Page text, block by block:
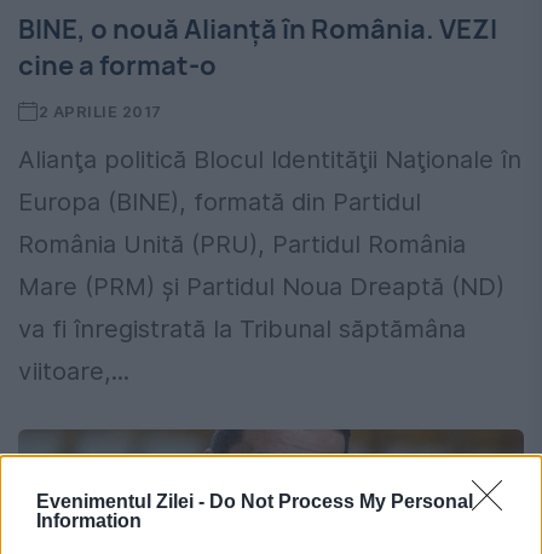
Evenimentul Zilei - Do Not Process My Personal
Information
BINE, o nouă Alianță în România. VEZI
cine a format-o
2 APRILIE 2017
Alianţa politică Blocul Identităţii Naţionale în
Europa (BINE), formată din Partidul
România Unită (PRU), Partidul România
Mare (PRM) şi Partidul Noua Dreaptă (ND)
va fi înregistrată la Tribunal săptămâna
viitoare,...